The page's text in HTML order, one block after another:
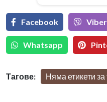
Facebook Viber
Whatsapp
Тагове: Няма етикети